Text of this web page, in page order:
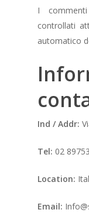
I
controllati
automatico
Ind / Addr:
Tel: 02
Location:
Email: